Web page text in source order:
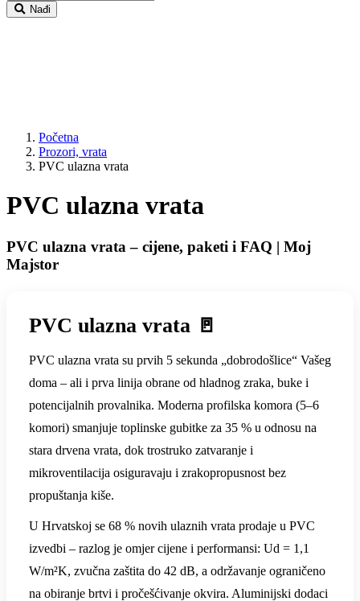
Nađi
Početna
Prozori, vrata
PVC ulazna vrata
PVC ulazna vrata
PVC ulazna vrata – cijene, paketi i FAQ | Moj
Majstor
PVC ulazna vrata 🚪
PVC ulazna vrata su prvih 5 sekunda „dobrodošlice“ Vašeg
doma – ali i prva linija obrane od hladnog zraka, buke i
potencijalnih provalnika. Moderna profilska komora (5–6
komori) smanjuje toplinske gubitke za 35 % u odnosu na
stara drvena vrata, dok trostruko zatvaranje i
mikroventilacija osiguravaju i zrakopropusnost bez
propuštanja kiše.
U Hrvatskoj se 68 % novih ulaznih vrata prodaje u PVC
izvedbi – razlog je omjer cijene i performansi: Ud = 1,1
W/m²K, zvučna zaštita do 42 dB, a održavanje ograničeno
na obiranje brtvi i pročešćivanje okvira. Aluminijski dodaci